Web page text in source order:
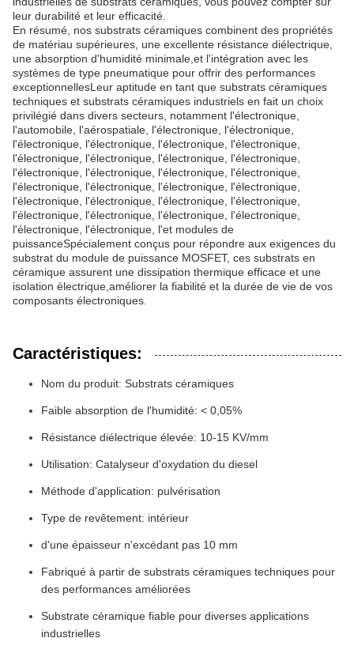
leur durabilité et leur efficacité.
En résumé, nos substrats céramiques combinent des propriétés
de matériau supérieures, une excellente résistance diélectrique,
une absorption d'humidité minimale,et l'intégration avec les
systèmes de type pneumatique pour offrir des performances
exceptionnellesLeur aptitude en tant que substrats céramiques
techniques et substrats céramiques industriels en fait un choix
privilégié dans divers secteurs, notamment l'électronique,
l'automobile, l'aérospatiale, l'électronique, l'électronique,
l'électronique, l'électronique, l'électronique, l'électronique,
l'électronique, l'électronique, l'électronique, l'électronique,
l'électronique, l'électronique, l'électronique, l'électronique,
l'électronique, l'électronique, l'électronique, l'électronique,
l'électronique, l'électronique, l'électronique, l'électronique,
l'électronique, l'électronique, l'électronique, l'électronique,
l'électronique, l'électronique, l'et modules de
puissanceSpécialement conçus pour répondre aux exigences du
substrat du module de puissance MOSFET, ces substrats en
céramique assurent une dissipation thermique efficace et une
isolation électrique,améliorer la fiabilité et la durée de vie de vos
composants électroniques.
Caractéristiques:
Nom du produit: Substrats céramiques
Faible absorption de l'humidité: < 0,05%
Résistance diélectrique élevée: 10-15 KV/mm
Utilisation: Catalyseur d'oxydation du diesel
Méthode d'application: pulvérisation
Type de revêtement: intérieur
d'une épaisseur n'excédant pas 10 mm
Fabriqué à partir de substrats céramiques techniques pour
des performances améliorées
Substrate céramique fiable pour diverses applications
industrielles